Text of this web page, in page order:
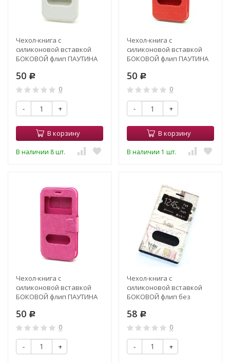
Чехол-книга с
силиконовой вставкой
БОКОВОЙ флип ПАУТИНА
50 Р
0
- +
В корзину
В наличии 8 шт.
Чехол-книга с
силиконовой вставкой
БОКОВОЙ флип ПАУТИНА
50 Р
0
- +
В корзину
В наличии 1 шт.
Чехол-книга с
силиконовой вставкой
БОКОВОЙ флип ПАУТИНА
50 Р
0
- +
Чехол-книга с
силиконовой вставкой
БОКОВОЙ флип без
Карта
58 Р
0
- +